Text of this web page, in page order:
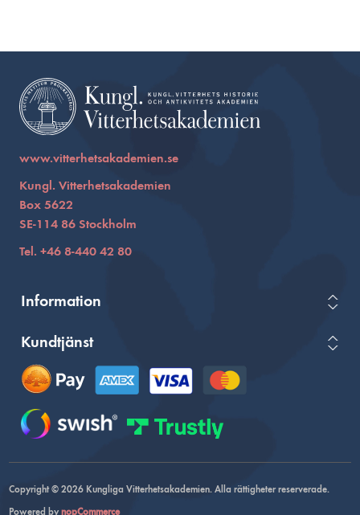
www.vitterhetsakademien.se
Kungl. Vitterhetsakademien
Box 5622
SE-114 86 Stockholm
Tel. +46 8-440 42 80
Information
Kundtjänst
Copyright © 2026 Kungliga Vitterhetsakademien. Alla rättigheter reserverade.
Powered bynopCommerce